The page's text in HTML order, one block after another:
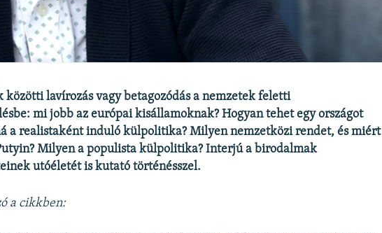
közötti lavírozás vagy betagozódás a nemzetek feletti
mi jobb az európai kisállamoknak? Hogyan tehet egy országot
a realistaként induló külpolitika? Milyen nemzetközi rendet, és miért
Milyen a populista külpolitika? Interjú a birodalmak
utóéletét is kutató történésszel.
a cikkben: